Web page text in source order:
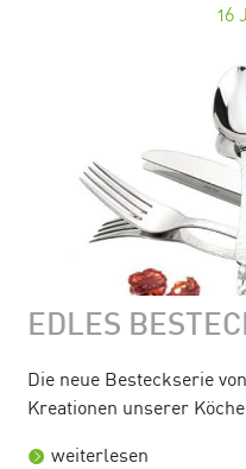
16
EDLES
Die neue Besteckserie
Kreationen unserer
weiterlesen